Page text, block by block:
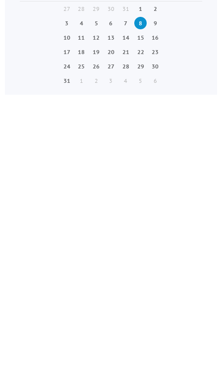
27
28 29 30 31 1
2
3
4 5 6 7 8
9
10
11 12 13 14 15
16
17
18 19 20 21 22
23
24
25 26 27 28 29
30
31
1 2 3 4 5 6